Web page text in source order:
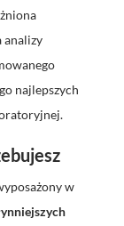
analizy
najlepszych
w